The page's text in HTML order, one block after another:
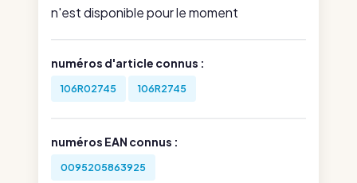
n'est disponible pour le moment
numéros d'article connus :
106R02745 106R2745
numéros EAN connus :
0095205863925